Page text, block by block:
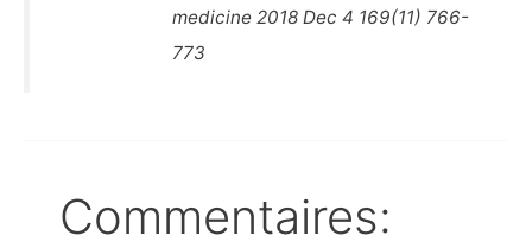
medicine 2018 Dec 4 169(11) 766-
773
Commentaires: